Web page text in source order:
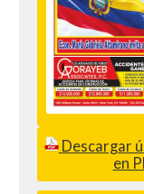
Descargar
en